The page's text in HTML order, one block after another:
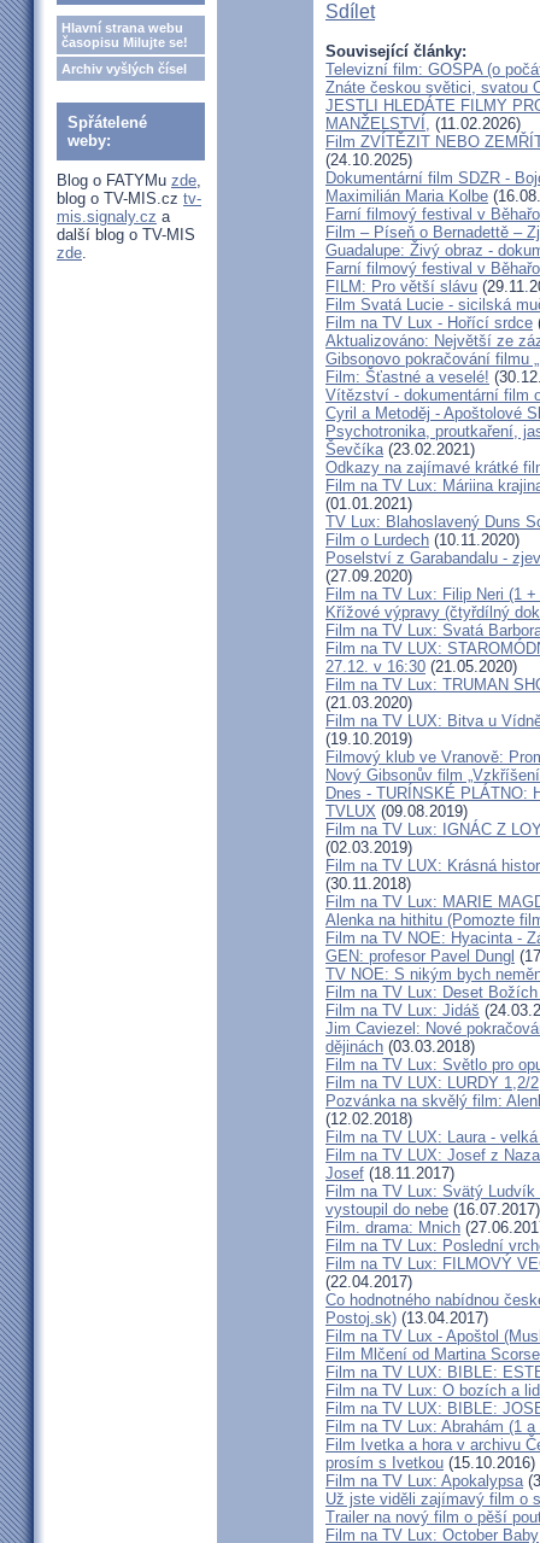
Hlavní strana webu
časopisu Milujte se!
Archiv vyšlých čísel
Spřátelené
weby:
Blog o FATYMu zde,
blog o TV-MIS.cz tv-
mis.signaly.cz a
další blog o TV-MIS
zde.
Sdílet
Související články:
Televizní film: GOSPA (o
Znáte českou světici, svatou
JESTLI HLEDÁTE FILMY
MANŽELSTVÍ, (11.02.2026)
Film ZVÍTĚZIT NEBO
(24.10.2025)
Dokumentární film SDZR -
Maximilián Maria Kolbe
Farní filmový festival v
Film – Píseň o Bernadettě –
Guadalupe: Živý obraz -
Farní filmový festival v
FILM: Pro větší slávu
Film Svatá Lucie - sicilská
Film na TV Lux - Hořící srdce
Aktualizováno: Největší ze
Gibsonovo pokračování filmu
Film: Šťastné a veselé!
Vítězství - dokumentární film
Cyril a Metoděj - Apoštolové
Psychotronika, proutkaření,
Ševčíka(23.02.2021)
Odkazy na zajímavé krátké
Film na TV Lux: Máriina
(01.01.2021)
TV Lux: Blahoslavený Duns
Film o Lurdech (10.11.2020)
Poselství z Garabandalu -
(27.09.2020)
Film na TV Lux: Filip Neri (1
Křížové výpravy (čtyřdílný
Film na TV Lux: Svatá
Film na TV LUX:
27.12. v 16:30 (21.05.2020)
Film na TV Lux: TRUMAN
(21.03.2020)
Film na TV LUX: Bitva u
(19.10.2019)
Filmový klub ve Vranově:
Nový Gibsonův film
Dnes - TURÍNSKÉ PLÁTNO:
TVLUX (09.08.2019)
Film na TV Lux: IGNÁC Z
(02.03.2019)
Film na TV LUX: Krásná
(30.11.2018)
Film na TV Lux: MARIE
Alenka na hithitu (Pomozte
Film na TV NOE: Hyacinta -
GEN: profesor Pavel Dungl
TV NOE: S nikým bych
Film na TV Lux: Deset
Film na TV Lux: Jidáš
Jim Caviezel: Nové
dějinách (03.03.2018)
Film na TV Lux: Světlo pro
Film na TV LUX: LURDY 1,2/2
Pozvánka na skvělý film:
(12.02.2018)
Film na TV LUX: Laura -
Film na TV LUX: Josef z
Josef (18.11.2017)
Film na TV Lux: Svätý
vystoupil do nebe (16.07.2017)
Film. drama: Mnich
Film na TV Lux: Poslední
Film na TV Lux: FILMOVÝ
(22.04.2017)
Co hodnotného nabídnou
Postoj.sk) (13.04.2017)
Film na TV Lux - Apoštol
Film Mlčení od Martina
Film na TV LUX: BIBLE:
Film na TV Lux: O bozích a
Film na TV LUX: BIBLE:
Film na TV Lux: Abrahám (1
Film Ivetka a hora v archivu
prosím s Ivetkou (15.10.2016)
Film na TV Lux: Apokalypsa
Už jste viděli zajímavý film o
Trailer na nový film o pěší
Film na TV Lux: October Baby